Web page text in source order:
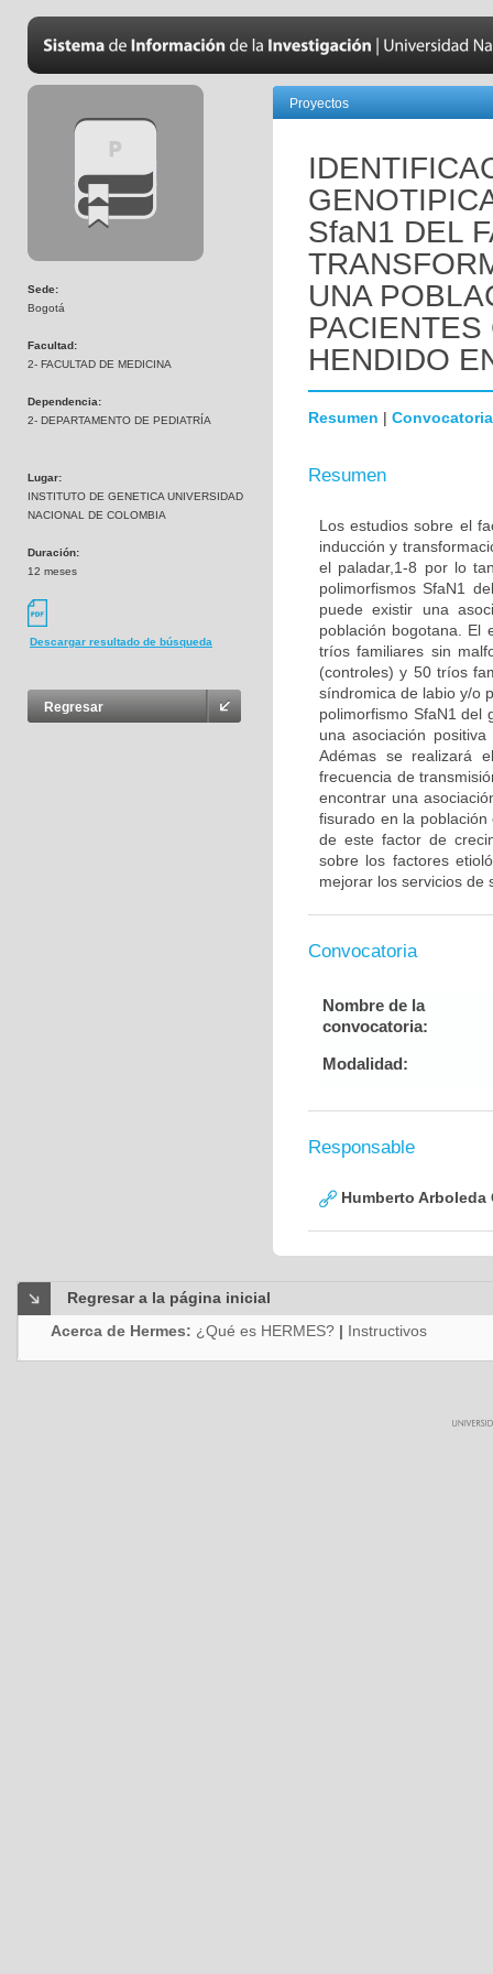
Sede:
Bogotá
Facultad:
2- FACULTAD DE MEDICINA
Dependencia:
2- DEPARTAMENTO DE PEDIATRÍA
Lugar:
INSTITUTO DE GENETICA UNIVERSIDAD
NACIONAL DE COLOMBIA
Duración:
12 meses
Descargar resultado de búsqueda
Regresar
Proyectos
SfaN1 DEL
UNA
HENDIDO
Resumen | Convocatoria
Resumen
Los estudios sobre el
inducción y
el paladar,1-8 por lo
polimorfismos SfaN1
puede existir una
población bogotana. El
tríos familiares sin
(controles) y 50 tríos
síndromica de labio y/o
polimorfismo SfaN1 del
una asociación
Adémas se realizará
frecuencia de
encontrar una
fisurado en la
de este factor de
sobre los factores
mejorar los servicios de
Convocatoria
Nombre de la
convocatoria:
Modalidad:
Responsable
Humberto Arboleda
Regresar a la página inicial
Acerca de Hermes: ¿Qué es HERMES? | Instructivos